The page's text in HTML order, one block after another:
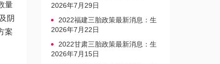
量
阴
案
文读懂上户口是否罚款
2026年7月29日
2022福建三胎政策最新消息：生
育奖励发放迎新标准
2026年7月22日
2022甘肃三胎政策最新消息：生
育产假不享受带薪福利
2026年7月15日